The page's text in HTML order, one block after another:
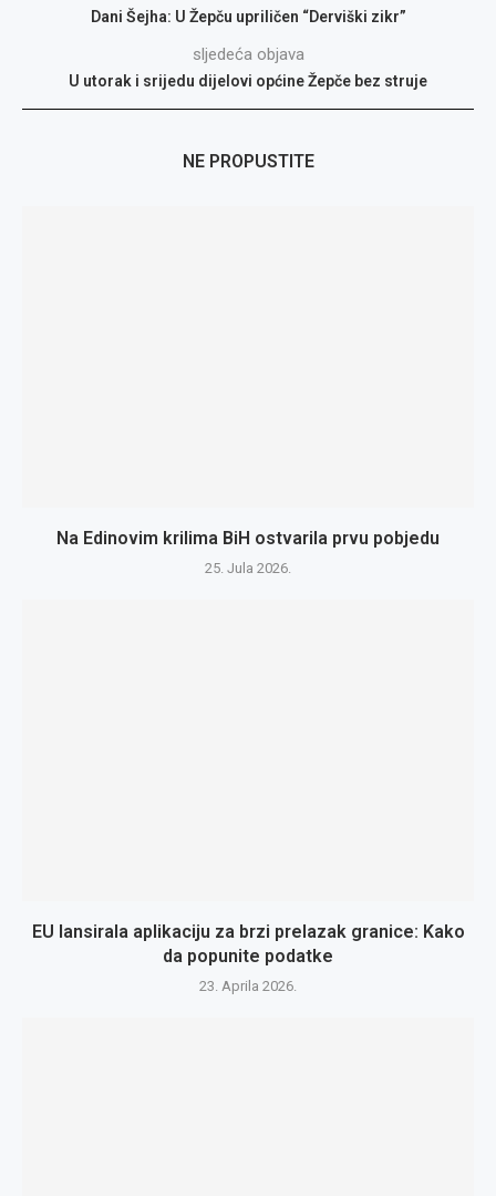
Dani Šejha: U Žepču upriličen “Derviški zikr”
sljedeća objava
U utorak i srijedu dijelovi općine Žepče bez struje
NE PROPUSTITE
Na Edinovim krilima BiH ostvarila prvu pobjedu
25. Jula 2026.
EU lansirala aplikaciju za brzi prelazak granice: Kako
da popunite podatke
23. Aprila 2026.